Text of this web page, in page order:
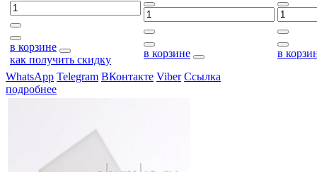
в корзине
как получить скидку
в корзине
в
WhatsApp Telegram ВКонтакте Viber Ссылка
подробнее